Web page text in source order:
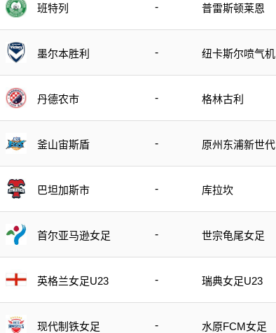
班特列 - 普雷斯顿莱恩
墨尔本胜利 - 纽卡斯尔喷气机
丹德农市 - 格林古利
釜山宙斯盾 - 原州东浦新世代
巴坦加斯市 - 库拉坎
首尔亚马逊女足 - 世宗龟尾女足
英格兰女足U23 - 瑞典女足U23
现代制铁女足 - 水原FCM女足